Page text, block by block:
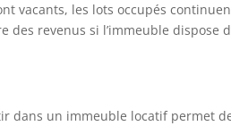
vacants, les lots occupés
revenus si l’immeuble dispose
dans un immeuble locatif permet